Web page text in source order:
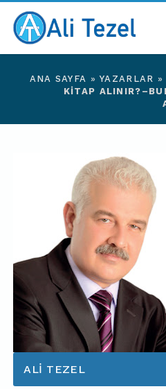
ANA SAYFA »YAZARLAR »
KITAP
ALI TEZEL